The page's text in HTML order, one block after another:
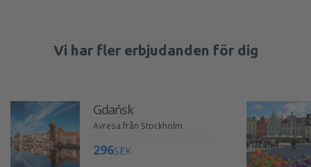
Vi har fler erbjudanden för dig
Gdańsk
Avresa från Stockholm
296SEK